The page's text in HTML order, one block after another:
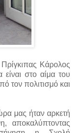
Κάρολος
στο αίμα του
τον πολιτισμό και
μας ήταν αρκετή
αποκαλύπτοντας